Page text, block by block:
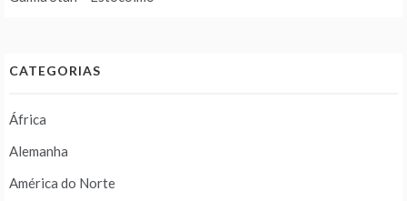
CATEGORIAS
África
Alemanha
América do Norte